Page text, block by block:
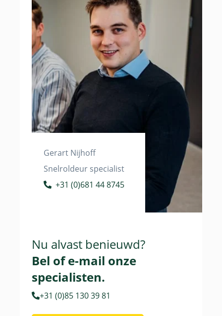
Nu alvast benieuwd?
Bel of e-mail onze
specialisten.
+31 (0)85 130 39 81
Gerart Nijhoff
Snelroldeur specialist
+31 (0)681 44 8745